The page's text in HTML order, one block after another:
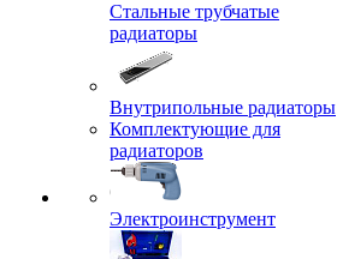
Стальные трубчатые
радиаторы
Внутрипольные радиаторы
Комплектующие для
радиаторов
Электроинструмент